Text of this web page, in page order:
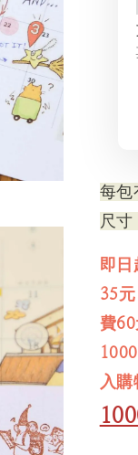
每包
尺
即
35
費
入